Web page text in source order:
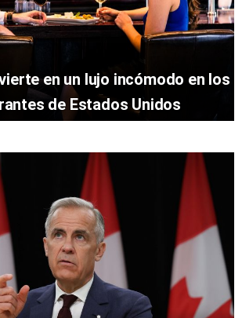
en un lujo incómodo en los
de Estados Unidos